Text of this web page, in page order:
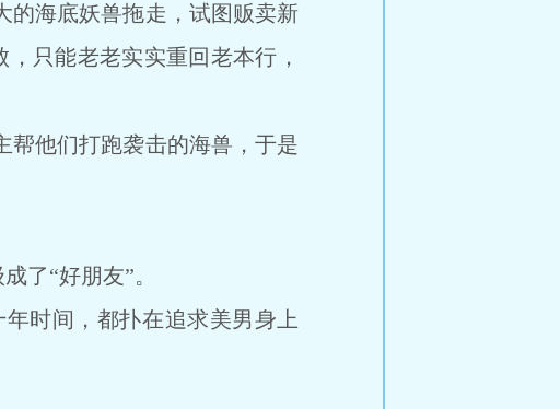
海底妖兽拖走，试图贩卖新
只能老老实实重回老本行，
他们打跑袭击的海兽，于是
了“好朋友”。
时间，都扑在追求美男身上